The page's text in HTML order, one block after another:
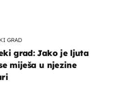
GRAD
grad: Jako je ljuta
miješa u njezine